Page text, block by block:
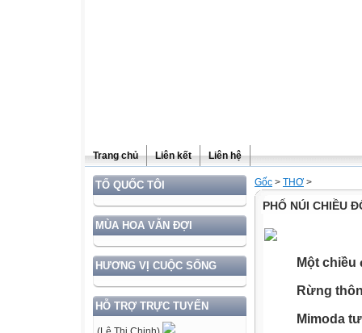
Trang chủ Liên kết Liên hệ
TỔ QUỐC TÔI
MÙA HOA VẪN ĐỢI
HƯƠNG VỊ CUỘC SỐNG
HỖ TRỢ TRỰC TUYẾN
Gốc > THƠ >
PHỐ NÚI CHIỀU
Một chiều
Rừng
Mimoda